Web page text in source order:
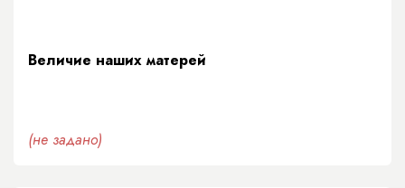
Величие наших матерей
(не задано)